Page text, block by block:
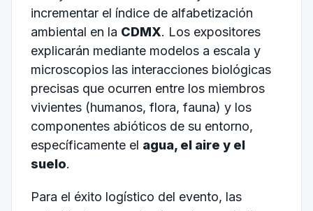
incrementar el índice de alfabetización
ambiental en la CDMX. Los expositores
explicarán mediante modelos a escala y
microscopios las interacciones biológicas
precisas que ocurren entre los miembros
vivientes (humanos, flora, fauna) y los
componentes abióticos de su entorno,
específicamente el agua, el aire y el
suelo.
Para el éxito logístico del evento, las